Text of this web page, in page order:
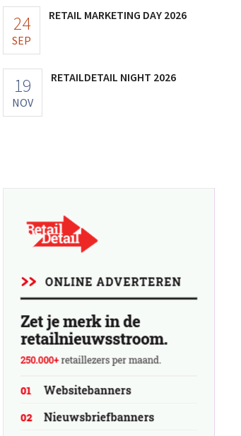
24
SEP
RETAIL MARKETING DAY 2026
19
NOV
RETAILDETAIL NIGHT 2026